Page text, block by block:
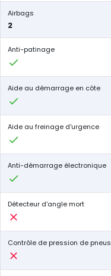
Airbags
2
Anti-patinage
Aide au démarrage en côte
Aide au freinage d'urgence
Anti-démarrage électronique
Détecteur d'angle mort
Contrôle de pression de pneus